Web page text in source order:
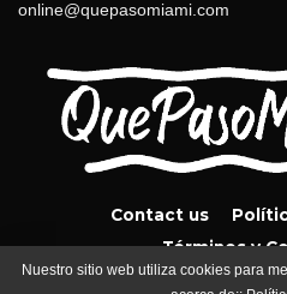
online@quepasomiami.com
Contact us
Términos y
Nuestro sitio web utiliza cookies para